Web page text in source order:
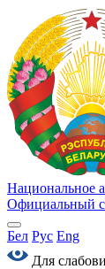
Национальное
Официальный
Бел Рус Eng
Для